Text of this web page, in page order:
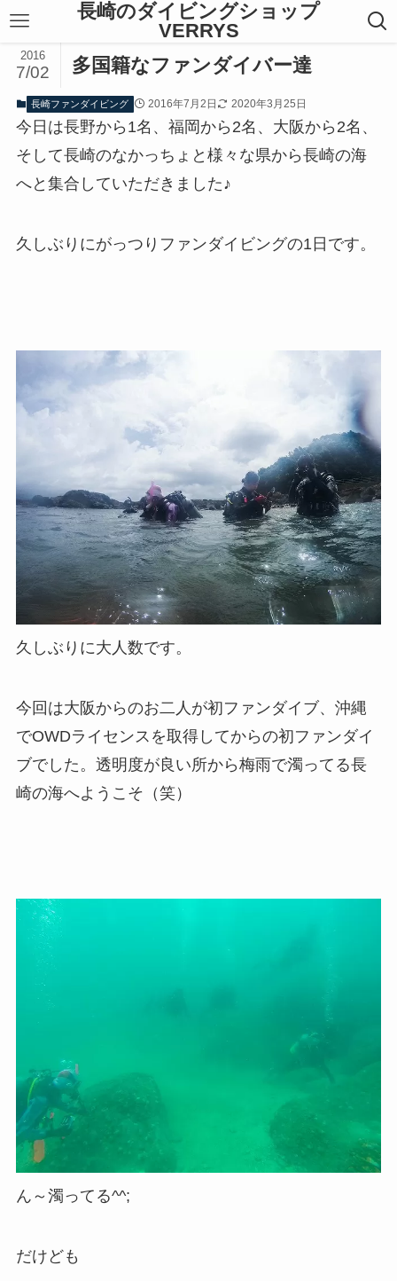
長崎のダイビングショップ
VERRYS
多国籍なファンダイバー達
2016
7/02
長崎ファンダイビング 2016年7月2日 2020年3月25日
今日は長野から1名、福岡から2名、大阪から2名、
そして長崎のなかっちょと様々な県から長崎の海
へと集合していただきました♪
久しぶりにがっつりファンダイビングの1日です。
久しぶりに大人数です。
今回は大阪からのお二人が初ファンダイブ、沖縄
でOWDライセンスを取得してからの初ファンダイ
ブでした。透明度が良い所から梅雨で濁ってる長
崎の海へようこそ（笑）
ん～濁ってる^^;
だけども